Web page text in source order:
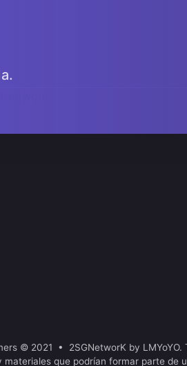
© 2021 • 2SGNetworK by LMYoYO.
materiales que podrían formar parte de